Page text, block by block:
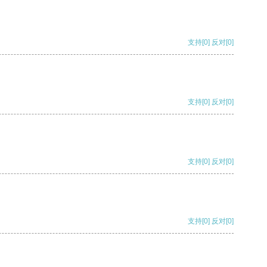
支持[0] 反对[0]
支持[0] 反对[0]
支持[0] 反对[0]
支持[0] 反对[0]